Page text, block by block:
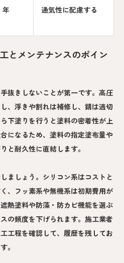
年
通気性に配慮する
とメンテナンスのポイン
抜きしないことが第一です。高圧
、浮きや割れは補修し、錆は適切
下塗りを行うと塗料の密着性が上
になるため、塗料の指定塗布量や
と耐久性に直結します。
ましょう。シリコン系はコストと
、フッ素系や無機系は初期費用が
熱塗料や防藻・防カビ機能を選ぶ
の頻度を下げられます。施工業者
工程を確認して、履歴を残してお
。